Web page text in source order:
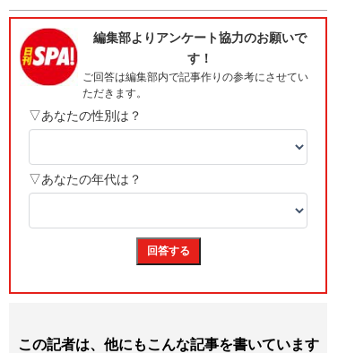
この記者は、他にもこんな記事を書いています